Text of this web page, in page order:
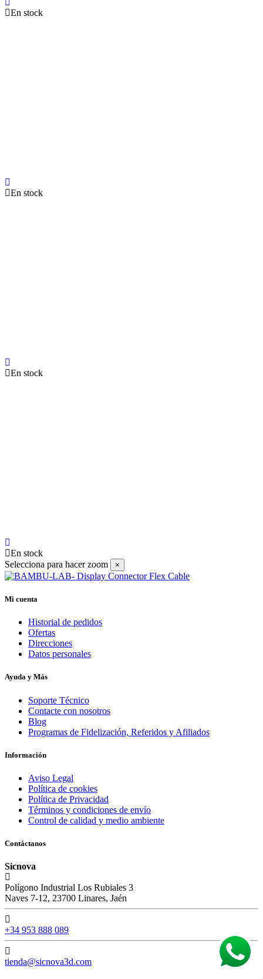
En stock
En stock
En stock
En stock
Selecciona para hacer zoom
×
Mi cuenta
Historial de pedidos
Ofertas
Direcciones
Datos personales
Ayuda y Más
Soporte Técnico
Contacte con nosotros
Blog
Programas de Fidelización, Referidos y Afiliados
Información
Aviso Legal
Política de cookies
Política de Privacidad
Términos y condiciones de envío
Control de calidad y medio ambiente
Contáctanos
Sicnova
Polígono Industrial Los Rubiales 3
Naves 7-12, 23700 Linares, Jaén
+34 953 888 089
tienda@sicnova3d.com